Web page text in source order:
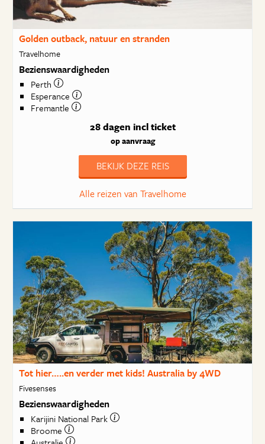
Golden outback, natuur en stranden
Travelhome
Bezienswaardigheden
Perth
Esperance
Fremantle
28 dagen incl ticket
op aanvraag
BEKIJK DEZE REIS
Alle reizen van Travelhome
Tot hier…..en verder met kids! Australia by 4WD
Fivesenses
Bezienswaardigheden
Karijini National Park
Broome